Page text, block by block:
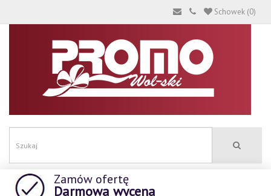
Schowek (0)
Zamów ofertę
Darmowa wycena